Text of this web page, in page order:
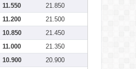
11.550
21.850
11.200
21.500
10.850
21.450
11.000
21.350
10.900
20.900